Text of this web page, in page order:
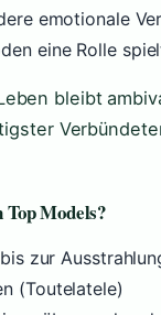
emotionale
eine Rolle
bleibt
Models?
zur
(Toutelatele)